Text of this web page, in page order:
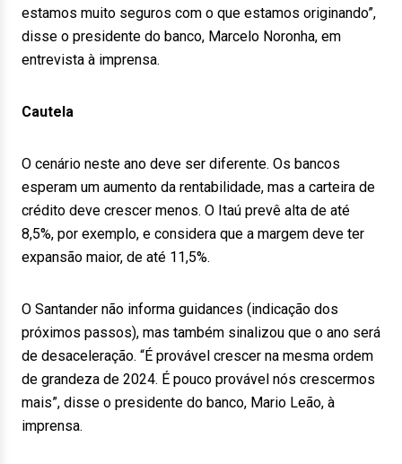
estamos muito seguros com o que estamos originando”,
disse o presidente do banco, Marcelo Noronha, em
entrevista à imprensa.
Cautela
O cenário neste ano deve ser diferente. Os bancos
esperam um aumento da rentabilidade, mas a carteira de
crédito deve crescer menos. O Itaú prevê alta de até
8,5%, por exemplo, e considera que a margem deve ter
expansão maior, de até 11,5%.
O Santander não informa guidances (indicação dos
próximos passos), mas também sinalizou que o ano será
de desaceleração. “É provável crescer na mesma ordem
de grandeza de 2024. É pouco provável nós crescermos
mais”, disse o presidente do banco, Mario Leão, à
imprensa.